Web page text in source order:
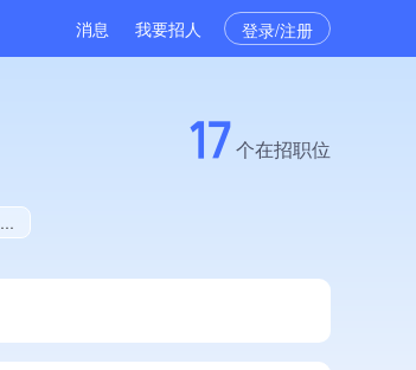
消息 我要招人 登录/注册
17个在招职位